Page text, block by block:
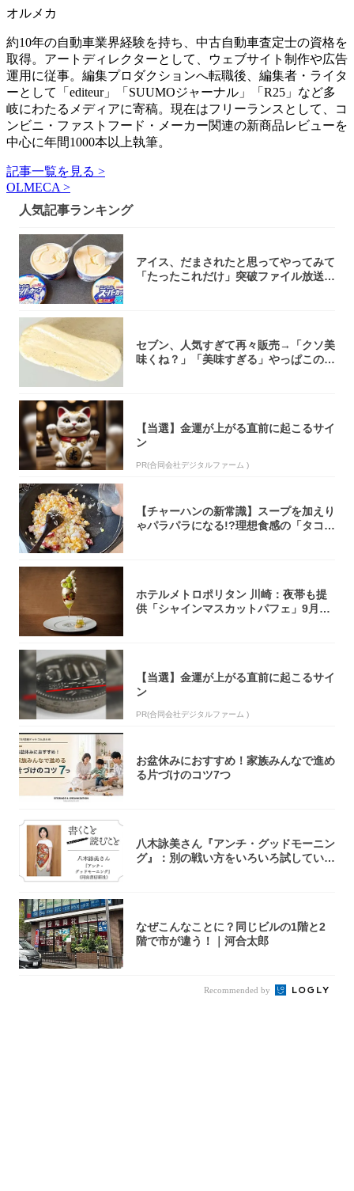
オルメカ
約10年の自動車業界経験を持ち、中古自動車査定士の資格を
取得。アートディレクターとして、ウェブサイト制作や広告
運用に従事。編集プロダクションへ転職後、編集者・ライタ
ーとして「editeur」「SUUMOジャーナル」「R25」など多
岐にわたるメディアに寄稿。現在はフリーランスとして、コ
ンビニ・ファストフード・メーカー関連の新商品レビューを
中心に年間1000本以上執筆。
記事一覧を見る >
OLMECA >
人気記事ランキング
アイス、だまされたと思ってやってみて
「たったこれだけ」突破ファイル放送で
セブン、人気すぎて再々販売→「クソ美
味くね？」「美味すぎる」やっぱこのク
【当選】金運が上がる直前に起こるサイ
ン
PR(合同会社デジタルファーム )
【チャーハンの新常識】スープを加えり
ゃパラパラになる!?理想食感の「タコチ
ホテルメトロポリタン 川崎：夜帯も提
供「シャインマスカットパフェ」9月1
【当選】金運が上がる直前に起こるサイ
ン
PR(合同会社デジタルファーム )
お盆休みにおすすめ！家族みんなで進め
る片づけのコツ7つ
八木詠美さん『アンチ・グッドモーニン
グ』：別の戦い方をいろいろ試している
なぜこんなことに？同じビルの1階と2
階で市が違う！｜河合太郎
Recommended by